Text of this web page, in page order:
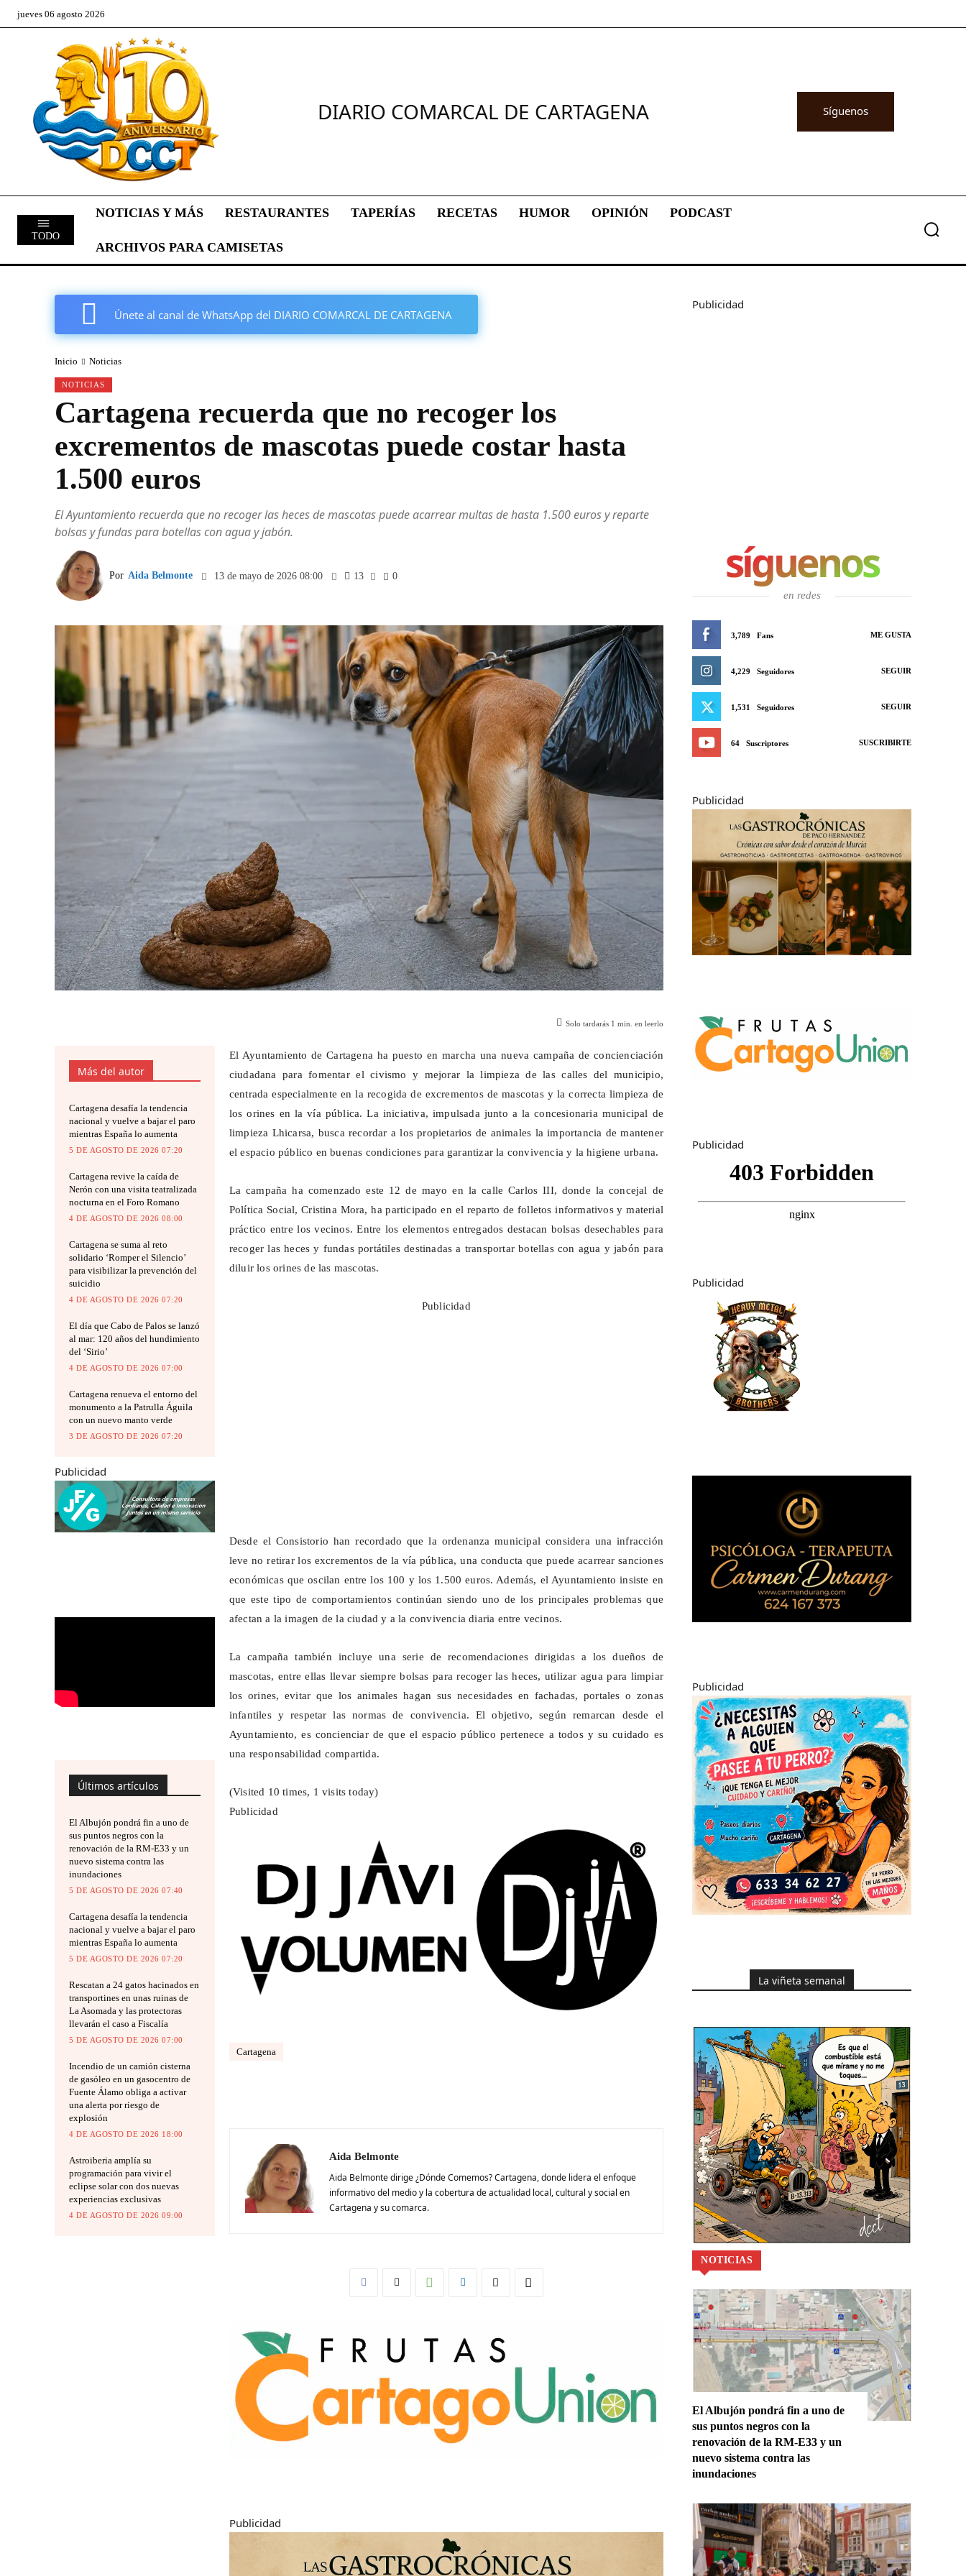
jueves 06 agosto 2026
DIARIO COMARCAL DE CARTAGENA Síguenos
TODO
NOTICIAS Y MÁS RESTAURANTES TAPERÍAS RECETAS HUMOR OPINIÓN PODCAST
ARCHIVOS PARA CAMISETAS
Únete al canal de WhatsApp del DIARIO COMARCAL DE CARTAGENA
Inicio Noticias
NOTICIAS
Cartagena recuerda que no recoger los
excrementos de mascotas puede costar hasta
1.500 euros
El Ayuntamiento recuerda que no recoger las heces de mascotas puede acarrear multas de hasta 1.500 euros y reparte
bolsas y fundas para botellas con agua y jabón.
Por Aida Belmonte 13 de mayo de 2026 08:00 13 0
Solo tardarás 1 min. en leerlo
Más del autor
Cartagena desafía la tendencia
nacional y vuelve a bajar el paro
mientras España lo aumenta
5 DE AGOSTO DE 2026 07:20
Cartagena revive la caída de
Nerón con una visita teatralizada
nocturna en el Foro Romano
4 DE AGOSTO DE 2026 08:00
Cartagena se suma al reto
solidario ‘Romper el Silencio’
para visibilizar la prevención del
suicidio
4 DE AGOSTO DE 2026 07:20
El día que Cabo de Palos se lanzó
al mar: 120 años del hundimiento
del ‘Sirio’
4 DE AGOSTO DE 2026 07:00
Cartagena renueva el entorno del
monumento a la Patrulla Águila
con un nuevo manto verde
3 DE AGOSTO DE 2026 07:20
Publicidad
Últimos artículos
El Albujón pondrá fin a uno de
sus puntos negros con la
renovación de la RM-E33 y un
nuevo sistema contra las
inundaciones
5 DE AGOSTO DE 2026 07:40
Cartagena desafía la tendencia
nacional y vuelve a bajar el paro
mientras España lo aumenta
5 DE AGOSTO DE 2026 07:20
Rescatan a 24 gatos hacinados en
transportines en unas ruinas de
La Asomada y las protectoras
llevarán el caso a Fiscalía
5 DE AGOSTO DE 2026 07:00
Incendio de un camión cisterna
de gasóleo en un gasocentro de
Fuente Álamo obliga a activar
una alerta por riesgo de
explosión
4 DE AGOSTO DE 2026 18:00
Astroiberia amplía su
programación para vivir el
eclipse solar con dos nuevas
experiencias exclusivas
4 DE AGOSTO DE 2026 09:00
El Ayuntamiento de Cartagena ha puesto en marcha una nueva campaña de concienciación
ciudadana para fomentar el civismo y mejorar la limpieza de las calles del municipio,
centrada especialmente en la recogida de excrementos de mascotas y la correcta limpieza de
los orines en la vía pública. La iniciativa, impulsada junto a la concesionaria municipal de
limpieza Lhicarsa, busca recordar a los propietarios de animales la importancia de mantener
el espacio público en buenas condiciones para garantizar la convivencia y la higiene urbana.
La campaña ha comenzado este 12 de mayo en la calle Carlos III, donde la concejal de
Política Social, Cristina Mora, ha participado en el reparto de folletos informativos y material
práctico entre los vecinos. Entre los elementos entregados destacan bolsas desechables para
recoger las heces y fundas portátiles destinadas a transportar botellas con agua y jabón para
diluir los orines de las mascotas.
Publicidad
Desde el Consistorio han recordado que la ordenanza municipal considera una infracción
leve no retirar los excrementos de la vía pública, una conducta que puede acarrear sanciones
económicas que oscilan entre los 100 y los 1.500 euros. Además, el Ayuntamiento insiste en
que este tipo de comportamientos continúan siendo uno de los principales problemas que
afectan a la imagen de la ciudad y a la convivencia diaria entre vecinos.
La campaña también incluye una serie de recomendaciones dirigidas a los dueños de
mascotas, entre ellas llevar siempre bolsas para recoger las heces, utilizar agua para limpiar
los orines, evitar que los animales hagan sus necesidades en fachadas, portales o zonas
infantiles y respetar las normas de convivencia. El objetivo, según remarcan desde el
Ayuntamiento, es concienciar de que el espacio público pertenece a todos y su cuidado es
una responsabilidad compartida.
(Visited 10 times, 1 visits today)
Publicidad
Cartagena
Aida Belmonte
Aida Belmonte dirige ¿Dónde Comemos? Cartagena, donde lidera el enfoque
informativo del medio y la cobertura de actualidad local, cultural y social en
Cartagena y su comarca.
Publicidad
Publicidad
síguenos
en redes
3,789 Fans ME GUSTA
4,229 Seguidores SEGUIR
1,531 Seguidores SEGUIR
64 Suscriptores SUSCRIBIRTE
Publicidad
Publicidad
Publicidad
Publicidad
La viñeta semanal
NOTICIAS
El Albujón pondrá fin a uno de
sus puntos negros con la
renovación de la RM-E33 y un
nuevo sistema contra las
inundaciones